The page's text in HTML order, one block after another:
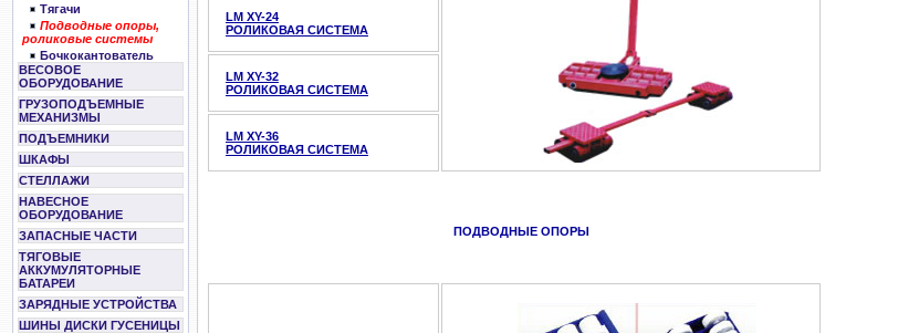
Тягачи
Подводные опоры,
роликовые системы
Бочкокантователь
ВЕСОВОЕ
ОБОРУДОВАНИЕ
ГРУЗОПОДЪЕМНЫЕ
МЕХАНИЗМЫ
ПОДЪЕМНИКИ
ШКАФЫ
СТЕЛЛАЖИ
НАВЕСНОЕ
ОБОРУДОВАНИЕ
ЗАПАСНЫЕ ЧАСТИ
ТЯГОВЫЕ
АККУМУЛЯТОРНЫЕ
БАТАРЕИ
ЗАРЯДНЫЕ УСТРОЙСТВА
ШИНЫ ДИСКИ ГУСЕНИЦЫ
LM XY-24
РОЛИКОВАЯ СИСТЕМА
LM XY-32
РОЛИКОВАЯ СИСТЕМА
LM XY-36
РОЛИКОВАЯ СИСТЕМА
ПОДВОДНЫЕ ОПОРЫ